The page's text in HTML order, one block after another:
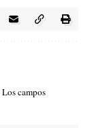
Los campos